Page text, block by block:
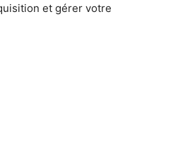
et gérer votre